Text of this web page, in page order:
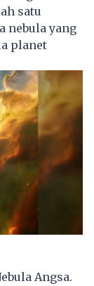
satu
nebula yang
planet
Angsa.